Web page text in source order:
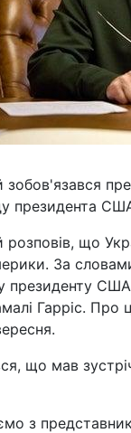
президента
що
За
президенту
Гарріс. Про
що мав
з